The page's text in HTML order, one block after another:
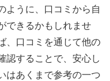
ように、口コミから自
できるかもしれませ
、口コミを通じて他の
認することで、安心し
はあくまで参考の一つ